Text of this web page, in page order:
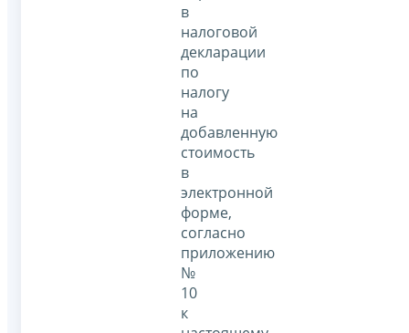
в
налоговой
декларации
по
налогу
на
добавленную
стоимость
в
электронной
форме,
согласно
приложению
№
10
к